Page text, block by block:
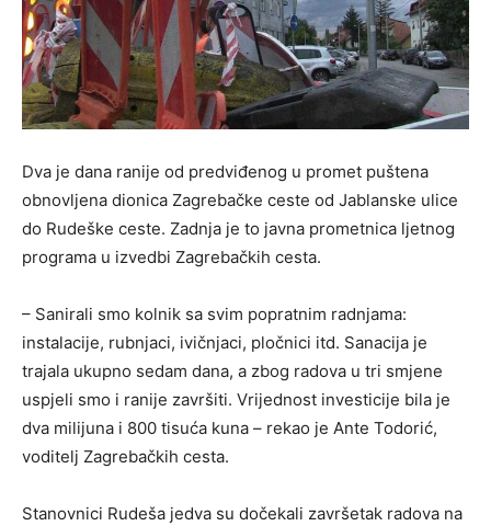
​Dva je dana ranije od predviđenog u promet puštena
obnovljena dionica Zagrebačke ceste od Jablanske ulice
do Rudeške ceste. Zadnja je to javna prometnica ljetnog
programa u izvedbi Zagrebačkih cesta.
– Sanirali smo kolnik sa svim popratnim radnjama:
instalacije, rubnjaci, ivičnjaci, pločnici itd. Sanacija je
trajala ukupno sedam dana, a zbog radova u tri smjene
uspjeli smo i ranije završiti. Vrijednost investicije bila je
dva milijuna i 800 tisuća kuna – rekao je Ante Todorić,
voditelj Zagrebačkih cesta.
Stanovnici Rudeša jedva su dočekali završetak radova na